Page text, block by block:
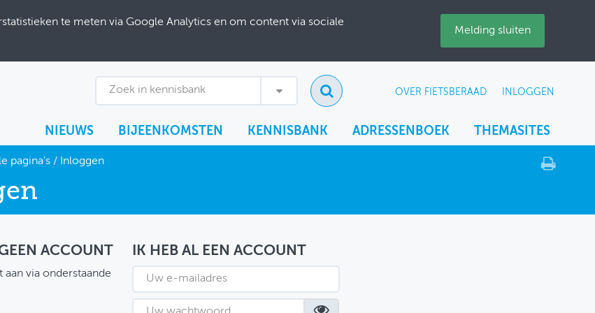
te meten via Google Analytics en om content via sociale
Melding sluiten
Zoek in kennisbank OVER FIETSBERAAD INLOGGEN
NIEUWS BIJEENKOMSTEN KENNISBANK ADRESSENBOEK THEMASITES
pagina's/ Inloggen
ACCOUNT
aan via onderstaande
IK HEB AL EEN ACCOUNT